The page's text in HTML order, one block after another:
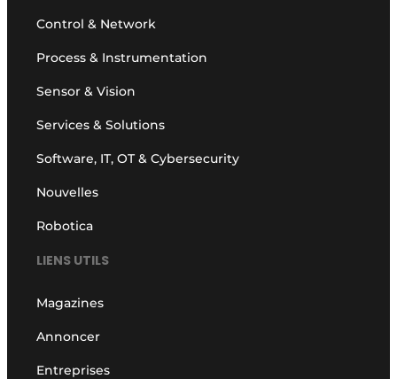
Control & Network
Process & Instrumentation
Sensor & Vision
Services & Solutions
Software, IT, OT & Cybersecurity
Nouvelles
Robotica
LIENS UTILS
Magazines
Annoncer
Entreprises